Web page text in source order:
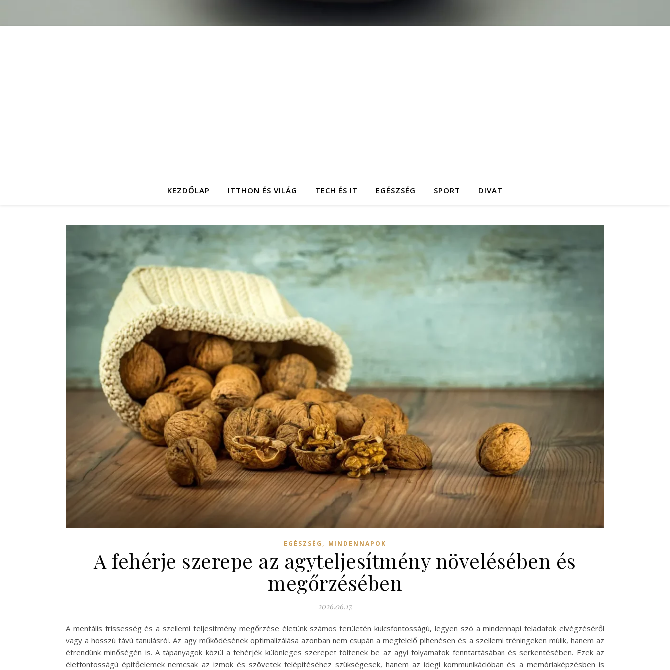
KEZDŐLAP ITTHON ÉS VILÁG TECH ÉS IT EGÉSZSÉG SPORT DIVAT
EGÉSZSÉG , MINDENNAPOK
A fehérje szerepe az agyteljesítmény növelésében és
megőrzésében
2026.06.17.
A mentális frissesség és a szellemi teljesítmény megőrzése életünk számos területén kulcsfontosságú, legyen szó a mindennapi feladatok elvégzéséről
vagy a hosszú távú tanulásról. Az agy működésének optimalizálása azonban nem csupán a megfelelő pihenésen és a szellemi tréningeken múlik, hanem az
étrendünk minőségén is. A tápanyagok közül a fehérjék különleges szerepet töltenek be az agyi folyamatok fenntartásában és serkentésében. Ezek az
életfontosságú építőelemek nemcsak az izmok és szövetek felépítéséhez szükségesek, hanem az idegi kommunikációban és a memóriaképzésben is